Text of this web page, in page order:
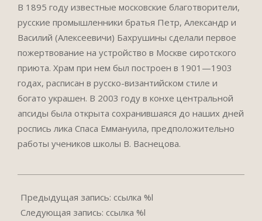
В 1895 году известные московские благотворители,
русские промышленники братья Петр, Александр и
Василий (Алексеевичи) Бахрушины сделали первое
пожертвование на устройство в Москве сиротского
приюта. Храм при нем был построен в 1901—1903
годах, расписан в русско-византийском стиле и
богато украшен. В 2003 году в конхе центральной
апсиды была открыта сохранившаяся до наших дней
роспись лика Спаса Еммануила, предположительно
работы учеников школы В. Васнецова.
06-
20
Предыдущая запись: ссылка %l
Следующая запись: ссылка %l